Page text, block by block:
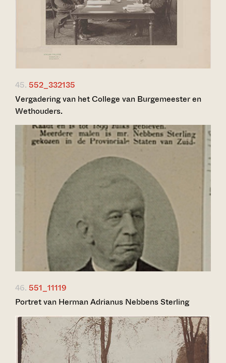
45. 552_332135
Vergadering van het College van Burgemeester en
Wethouders.
46. 551_11119
Portret van Herman Adrianus Nebbens Sterling